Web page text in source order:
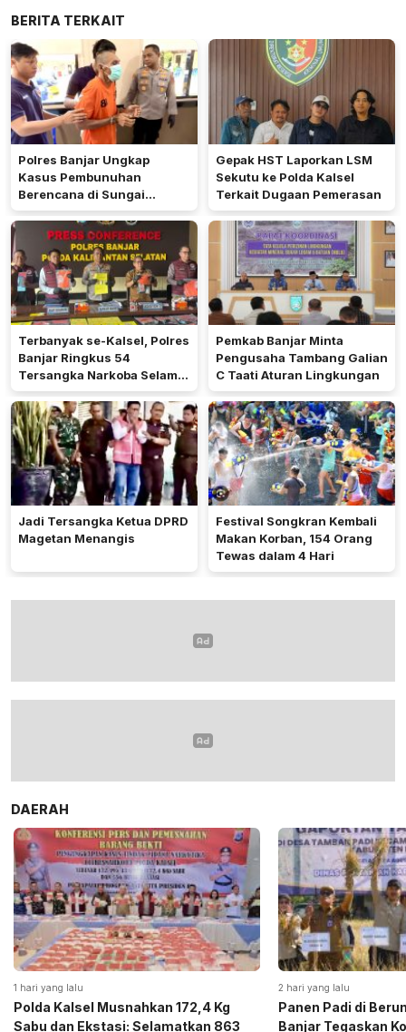
BERITA TERKAIT
Polres Banjar Ungkap
Kasus Pembunuhan
Berencana di Sungai
Pinang
Gepak HST Laporkan LSM
Sekutu ke Polda Kalsel
Terkait Dugaan Pemerasan
Terbanyak se-Kalsel, Polres
Banjar Ringkus 54
Tersangka Narkoba Selama
Operasi Antik 2026
Pemkab Banjar Minta
Pengusaha Tambang Galian
C Taati Aturan Lingkungan
Jadi Tersangka Ketua DPRD
Magetan Menangis
Festival Songkran Kembali
Makan Korban, 154 Orang
Tewas dalam 4 Hari
DAERAH
1 hari yang lalu
Polda Kalsel Musnahkan 172,4 Kg
Sabu dan Ekstasi: Selamatkan 863
2 hari yang lalu
Panen Padi di
Banjar Tegaskan